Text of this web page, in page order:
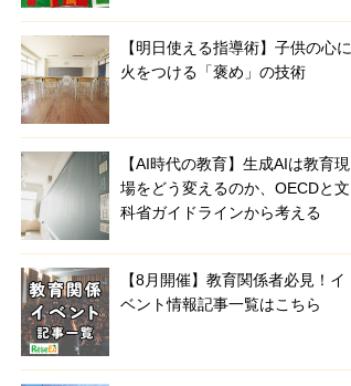
【明日使える指導術】子供の心に
火をつける「褒め」の技術
【AI時代の教育】生成AIは教育現
場をどう変えるのか、OECDと文
科省ガイドラインから考える
【8月開催】教育関係者必見！イ
ベント情報記事一覧はこちら